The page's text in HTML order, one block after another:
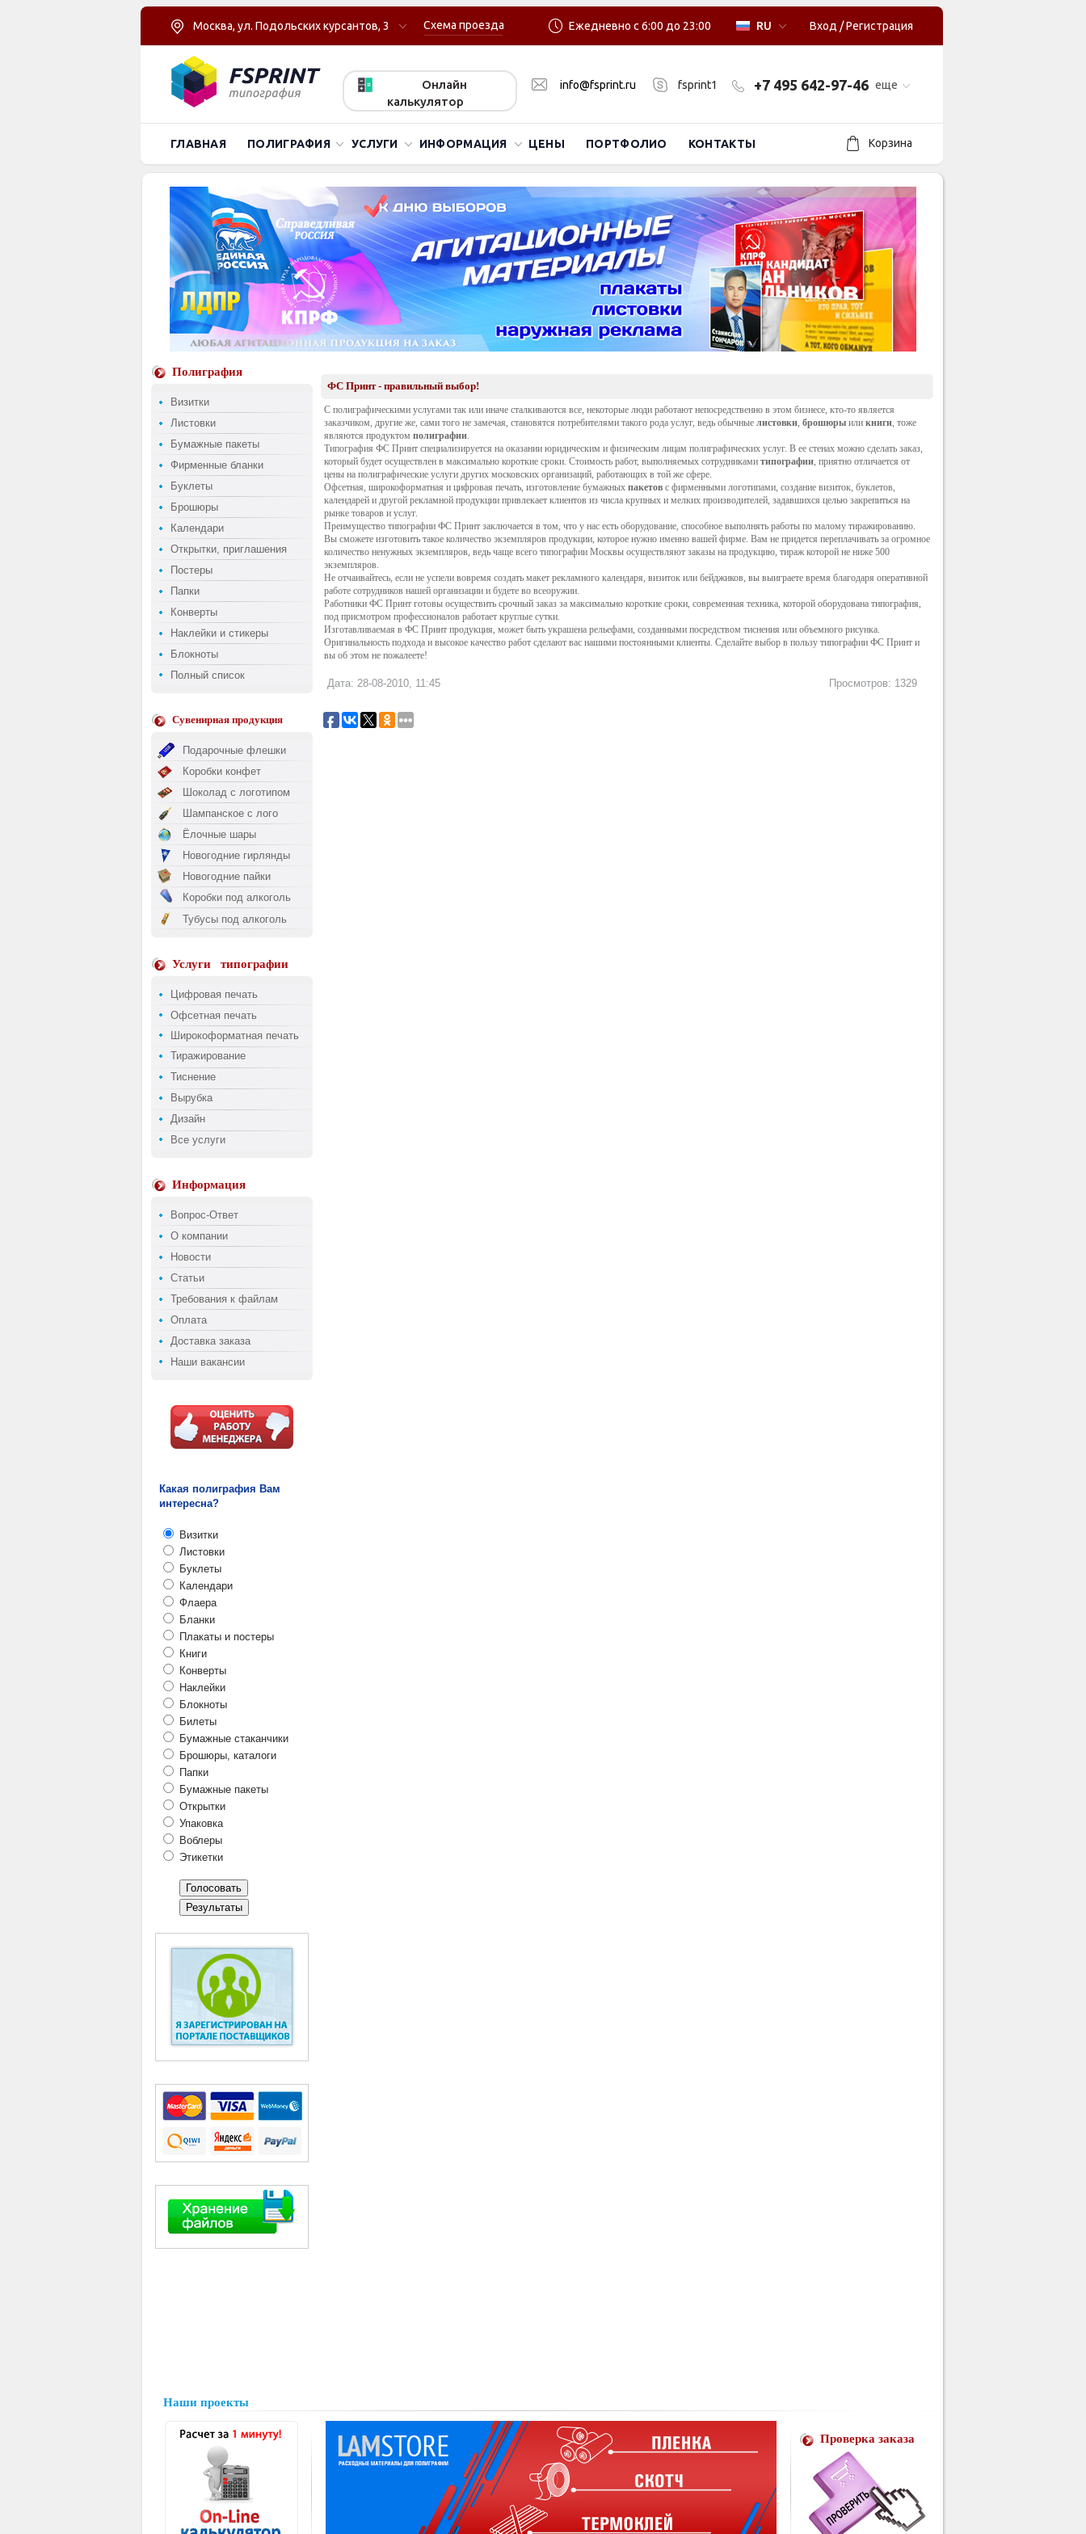
Москва, ул. Подольских курсантов, 3 Схема проезда Вход /Регистрация
RU
Ежедневно с 6:00 до 23:00
Онлайн
калькулятор
info@fsprint.ru fsprint1 еще
+7 495 642-97-46
ГЛАВНАЯ ПОЛИГРАФИЯ УСЛУГИ ИНФОРМАЦИЯ ЦЕНЫ ПОРТФОЛИО КОНТАКТЫ Корзина
Полиграфия
Визитки
Листовки
Бумажные пакеты
Фирменные бланки
Буклеты
Брошюры
Календари
Открытки, приглашения
Постеры
Папки
Конверты
Наклейки и стикеры
Блокноты
Полный список
Сувенирная продукция
Подарочные флешки
Коробки конфет
Шоколад с логотипом
Шампанское с лого
Ёлочные шары
Новогодние гирлянды
Новогодние пайки
Коробки под алкоголь
Тубусы под алкоголь
Услуги типографии
Цифровая печать
Офсетная печать
Широкоформатная печать
Тиражирование
Тиснение
Вырубка
Дизайн
Все услуги
Информация
Вопрос-Ответ
О компании
Новости
Статьи
Требования к файлам
Оплата
Доставка заказа
Наши вакансии
Какая полиграфия Вам
интересна?
Визитки
Листовки
Буклеты
Календари
Флаера
Бланки
Плакаты и постеры
Книги
Конверты
Наклейки
Блокноты
Билеты
Бумажные стаканчики
Брошюры, каталоги
Папки
Бумажные пакеты
Открытки
Упаковка
Воблеры
Этикетки
ФС Принт - правильный выбор!
С полиграфическими услугами так или иначе сталкиваются все, некоторые люди работают непосредственно в этом бизнесе, кто-то является
заказчиком, другие же, сами того не замечая, становятся потребителями такого рода услуг, ведь обычные листовки, брошюры или книги, тоже
являются продуктом полиграфии.
Типография ФС Принт специализируется на оказании юридическим и физическим лицам полиграфических услуг. В ее стенах можно сделать заказ,
который будет осуществлен в максимально короткие сроки. Стоимость работ, выполняемых сотрудниками типографии, приятно отличается от
цены на полиграфические услуги других московских организаций, работающих в той же сфере.
Офсетная, широкоформатная и цифровая печать, изготовление бумажных пакетов с фирменными логотипами, создание визиток, буклетов,
календарей и другой рекламной продукции привлекает клиентов из числа крупных и мелких производителей, задавшихся целью закрепиться на
рынке товаров и услуг.
Преимущество типографии ФС Принт заключается в том, что у нас есть оборудование, способное выполнять работы по малому тиражированию.
Вы сможете изготовить такое количество экземпляров продукции, которое нужно именно вашей фирме. Вам не придется переплачивать за огромное
количество ненужных экземпляров, ведь чаще всего типографии Москвы осуществляют заказы на продукцию, тираж которой не ниже 500
экземпляров.
Не отчаивайтесь, если не успели вовремя создать макет рекламного календаря, визиток или бейджиков, вы выиграете время благодаря оперативной
работе сотрудников нашей организации и будете во всеоружии.
Работники ФС Принт готовы осуществить срочный заказ за максимально короткие сроки, современная техника, которой оборудована типография,
под присмотром профессионалов работает круглые сутки.
Изготавливаемая в ФС Принт продукция, может быть украшена рельефами, созданными посредством тиснения или объемного рисунка.
Оригинальность подхода и высокое качество работ сделают вас нашими постоянными клиенты. Сделайте выбор в пользу типографии ФС Принт и
вы об этом не пожалеете!
Дата: 28-08-2010, 11:45 Просмотров: 1329
Наши проекты
Проверка заказа